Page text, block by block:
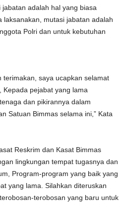
adalah hal yang biasa
laksanakan, mutasi jabatan adalah
Polri dan untuk kebutuhan
terimakan, saya ucapkan selamat
pejabat yang lama
dan pikirannya dalam
Satuan Bimmas selama ini,” Kata
Reskrim dan Kasat Bimmas
lingkungan tempat tugasnya dan
Program-program yang baik yang
yang lama. Silahkan diteruskan
terobosan yang baru untuk